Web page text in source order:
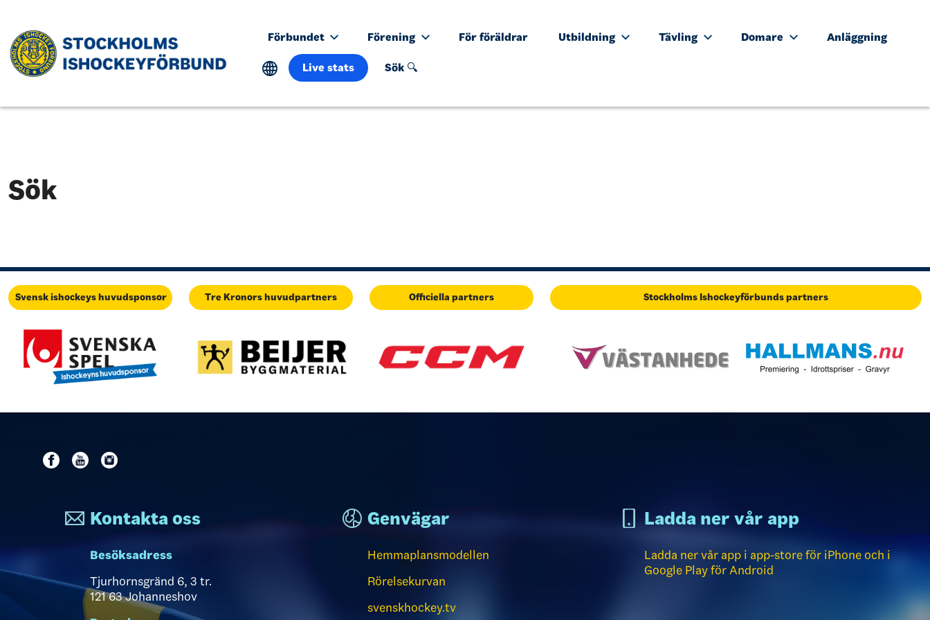
Förbundet Förening För föräldrar Utbildning Tävling Domare Anläggning
Live stats Sök 🔍
Sök
Svensk ishockeys huvudsponsor Tre Kronors huvudpartners Officiella partners Stockholms Ishockeyförbunds partners
Kontakta oss
Besöksadress
Tjurhornsgränd 6, 3 tr.
121 63 Johanneshov
Genvägar
Hemmaplansmodellen
Rörelsekurvan
svenskhockey.tv
Ladda ner vår app
Ladda ner vår app i app-store för iPhone och i
Google Play för Android